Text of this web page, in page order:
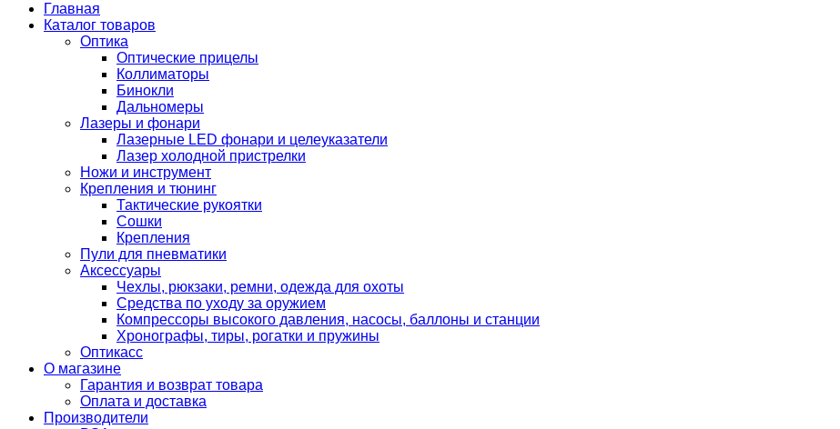
Главная
Каталог товаров
Оптика
Оптические прицелы
Коллиматоры
Бинокли
Дальномеры
Лазеры и фонари
Лазерные LED фонари и целеуказатели
Лазер холодной пристрелки
Ножи и инструмент
Крепления и тюнинг
Тактические рукоятки
Сошки
Крепления
Пули для пневматики
Аксессуары
Чехлы, рюкзаки, ремни, одежда для охоты
Средства по уходу за оружием
Компрессоры высокого давления, насосы, баллоны и станции
Хронографы, тиры, рогатки и пружины
Оптикасс
О магазине
Гарантия и возврат товара
Оплата и доставка
Производители